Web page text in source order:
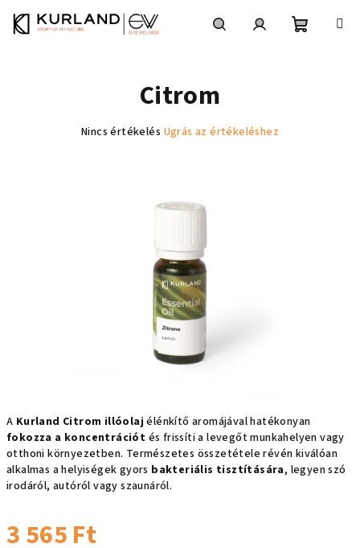
A Kurland Citrom illóolaj élénkítő aromájával hatékonyan
fokozza a koncentrációt és frissíti a levegőt munkahelyen vagy
otthoni környezetben. Természetes összetétele révén kiválóan
alkalmas a helyiségek gyors bakteriális tisztítására, legyen szó
irodáról, autóról vagy szaunáról.
3 565 Ft
Citrom
A
Nincs értékelés Ugrás az értékeléshez